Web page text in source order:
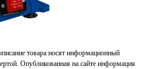
товара носят информационный
Опубликованная на сайте информация